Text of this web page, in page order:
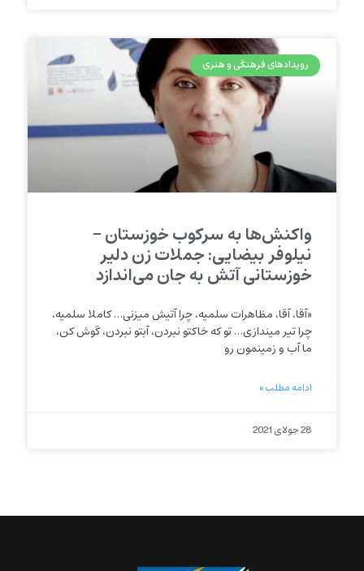
رویدادهای فرهنگی و هنری
واکنش‌ها به سرکوب خوزستان –
نیلوفر بیضایی: جملات زن دلیر
خوزستانی آتش به جان می‌اندازد
«آقا، آقا، مظاهرات سلمیه، چرا آتیش میزنی… کاملا سلمیه،
چرا تیر میندازی… تو که خاکتو نبردن، آبتو نبردن، گوش کن،
ما آب و زمینمون رو
ادامه مطلب »
28 جولای 2021